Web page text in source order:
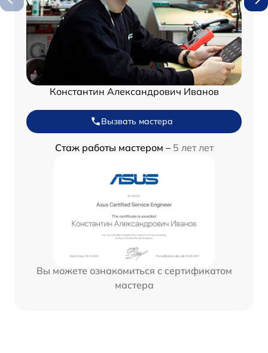
Константин Александрович Иванов
Вызвать мастера
Стаж работы мастером – 5 лет лет
Вы можете ознакомиться с сертификатом
мастера